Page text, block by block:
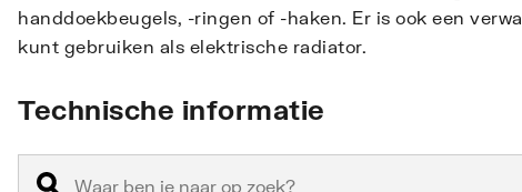
handdoekbeugels, -ringen of -haken. Er is ook een
kunt gebruiken als elektrische radiator.
Technische informatie